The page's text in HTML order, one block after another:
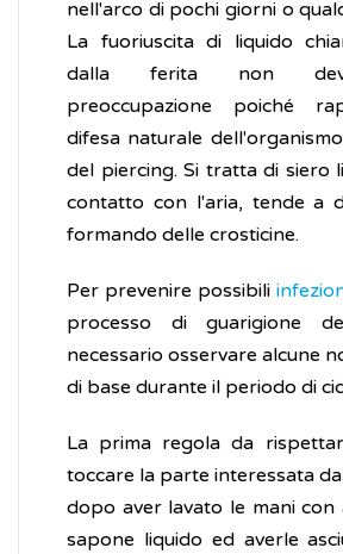
nell'arco di pochi giorni o
La fuoriuscita di liquido
dalla ferita non
preoccupazione poiché
difesa naturale
del piercing. Si tratta di siero
contatto con l'aria, tende a
formando delle crosticine.
Per prevenire possibili
processo di guarigione
necessario osservare alcune
di base durante il periodo di
La prima regola da
toccare la parte interessata
dopo aver lavato le mani con
sapone liquido ed averle